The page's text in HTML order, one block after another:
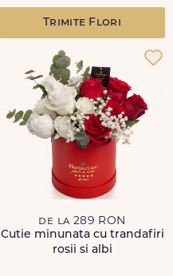
Trimite Flori
de la 289 RON
Cutie minunata cu trandafiri
rosii si albi